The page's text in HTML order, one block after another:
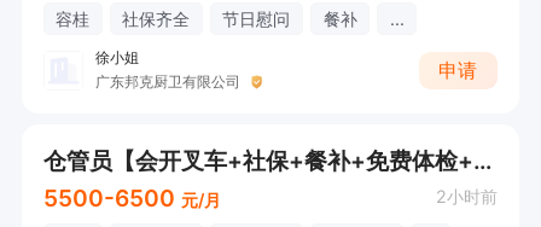
容桂 社保齐全 节日慰问 餐补 ...
徐小姐
广东邦克厨卫有限公司
申请
仓管员【会开叉车+社保+餐补+免费体检+年终奖+工龄奖+免费停车】【欢迎电话/微信咨询！】
5500-6500 元/月 2小时前